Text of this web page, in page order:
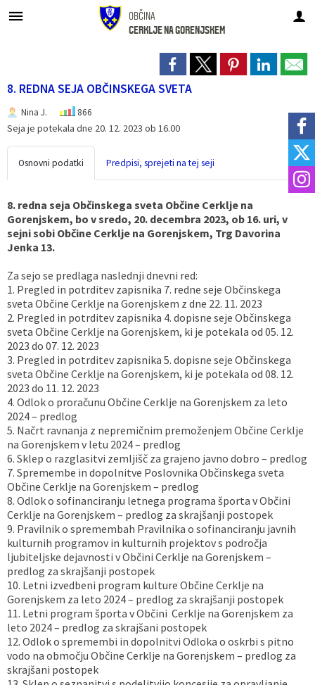
OBČINA
CERKLJE NA GORENJSKEM
8. REDNA SEJA OBČINSKEGA SVETA
Nina J. 866
Seja je potekala dne 20. 12. 2023 ob 16.00
Osnovni podatki Predpisi, sprejeti na tej seji
8. redna seja Občinskega sveta Občine Cerklje na
Gorenjskem, bo v sredo, 20. decembra 2023, ob 16. uri, v
sejni sobi Občine Cerklje na Gorenjskem, Trg Davorina
Jenka 13.
Za sejo se predlaga naslednji dnevni red:
1. Pregled in potrditev zapisnika 7. redne seje Občinskega
sveta Občine Cerklje na Gorenjskem z dne 22. 11. 2023
2. Pregled in potrditev zapisnika 4. dopisne seje Občinskega
sveta Občine Cerklje na Gorenjskem, ki je potekala od 05. 12.
2023 do 07. 12. 2023
3. Pregled in potrditev zapisnika 5. dopisne seje Občinskega
sveta Občine Cerklje na Gorenjskem, ki je potekala od 08. 12.
2023 do 11. 12. 2023
4. Odlok o proračunu Občine Cerklje na Gorenjskem za leto
2024 – predlog
5. Načrt ravnanja z nepremičnim premoženjem Občine Cerklje
na Gorenjskem v letu 2024 – predlog
6. Sklep o razglasitvi zemljišč za grajeno javno dobro – predlog
7. Spremembe in dopolnitve Poslovnika Občinskega sveta
Občine Cerklje na Gorenjskem – predlog
8. Odlok o sofinanciranju letnega programa športa v Občini
Cerklje na Gorenjskem – predlog za skrajšanji postopek
9. Pravilnik o spremembah Pravilnika o sofinanciranju javnih
kulturnih programov in kulturnih projektov s področja
ljubiteljske dejavnosti v Občini Cerklje na Gorenjskem –
predlog za skrajšanji postopek
10. Letni izvedbeni program kulture Občine Cerklje na
Gorenjskem za leto 2024 – predlog za skrajšanji postopek
11. Letni program športa v Občini Cerklje na Gorenjskem za
leto 2024 – predlog za skrajšani postopek
12. Odlok o spremembi in dopolnitvi Odloka o oskrbi s pitno
vodo na območju Občine Cerklje na Gorenjskem – predlog za
skrajšani postopek
Predstavitev
Uradne ure
Simboli občine
Občinski praznik in nagrajenci
UPRAVA IN ORGANI
Župan
Podžupan
Občinska uprava
Nadzorni odbor
Odbori in komisije
Vaške skupnosti
Častno razsodišče
Medobčinski inšpektorat
Gasilstvo, zaščita in reševanje
Predstavitev
Člani občinskega sveta
Statut, poslovnik
Medobčinski inšpektorat
Prikazovalnik hitrosti Spodnji Brnik
OBČINSKI PREDPISI
Občinski predpisi
Katalog informacij javnega značaja
Prostorski akti občine
Turistična in promocijska taksa
Proračun občine
Načrt ravnanja s stvarnim premoženjem
Turistična in promocijska taksa
Plačilo upravne takse
TURIZEM
Krajevni urad Cerklje
Policijska postaja Kranj
Zdravstvo
Pomembne številke
Galerija slik
MojaObčina.si
Predstavitev
Turistična taksa
Zgodovina
Znane osebnosti
Zdravstvo in sociala
Dom Taber
Pomoč družini na domu
ŠPORT IN KULTURA
Kulturni hram Ignacija Borštnika
Društva v občini
NOVICE IN OBJAVE
LOKALNI UTRIP
Koledar dogodkov v občini
Občinski časopis
Razvojni dokumenti
Zapore cest
Dokumenti v javni obravnavi
Leto 2026
Leto 2025
Leto 2024
Leto 2022
Za pričetek iskanja kliknite na puščico >